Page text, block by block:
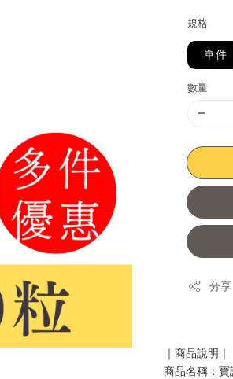
規格
單件
數量
分享
｜商品說明｜
商品名稱：